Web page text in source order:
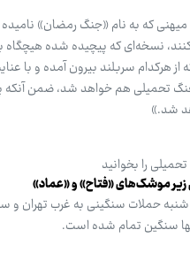
که به نام «جنگ رمضان»
کنند، نسخه‌ای که پیچیده شده
از هرکدام سربلند بیرون آمده و با
تحمیلی هم خواهد شد، ضمن آنکه
شد.»
را بخوانید
زیر موشک‌های «فتاح» و «عماد»
حملات سنگینی به غرب تهران
سنگین تمام شده است.